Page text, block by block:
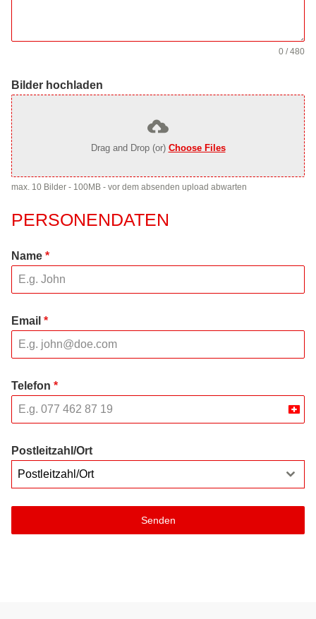
0 / 480
Bilder hochladen
Drag and Drop (or) Choose Files
max. 10 Bilder - 100MB - vor dem absenden upload abwarten
PERSONENDATEN
Name *
Email *
Telefon *
Postleitzahl/Ort
Postleitzahl/Ort
Senden